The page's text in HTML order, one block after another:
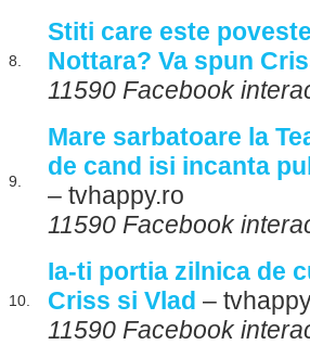
8.
Stiti care este
Nottara? Va spun
11590 Facebook
9.
Mare sarbatoare la
de cand isi incanta
– tvhappy.ro
11590 Facebook
10.
Ia-ti portia zilnica de
Criss si Vlad –
11590 Facebook